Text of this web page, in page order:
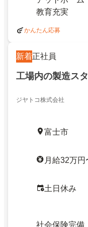
教育充実
かんたん応募
新着正社員
工場内の製造ス
ジヤトコ株式会社
富士市
月給32万円
土日休み
社会保険完備